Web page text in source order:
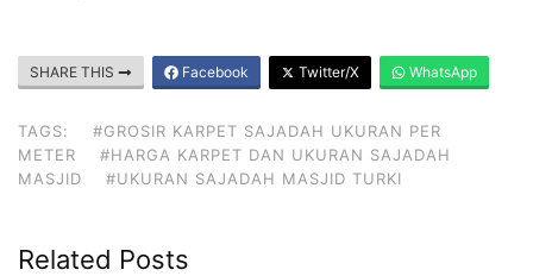
SHARE THIS Facebook Twitter/X WhatsApp
TAGS:
#GROSIR KARPET SAJADAH UKURAN PER
METER
#HARGA KARPET DAN UKURAN SAJADAH
MASJID
#UKURAN SAJADAH MASJID TURKI
Related Posts